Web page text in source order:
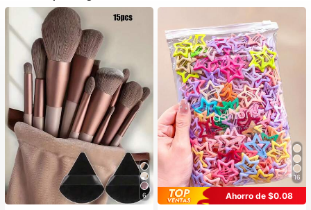
6
16
Ahorro de $0.08